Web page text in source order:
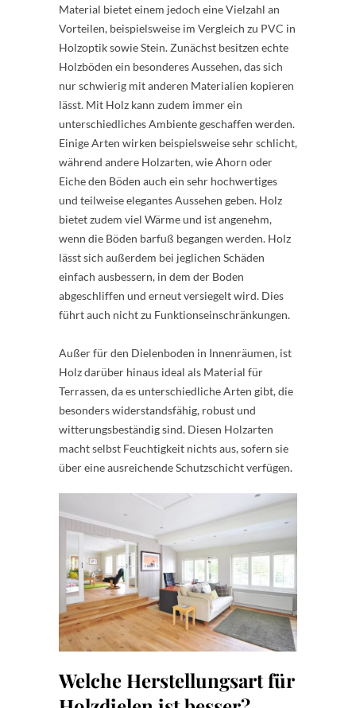
Material bietet einem jedoch eine Vielzahl an
Vorteilen, beispielsweise im Vergleich zu PVC in
Holzoptik sowie Stein. Zunächst besitzen echte
Holzböden ein besonderes Aussehen, das sich
nur schwierig mit anderen Materialien kopieren
lässt. Mit Holz kann zudem immer ein
unterschiedliches Ambiente geschaffen werden.
Einige Arten wirken beispielsweise sehr schlicht,
während andere Holzarten, wie Ahorn oder
Eiche den Böden auch ein sehr hochwertiges
und teilweise elegantes Aussehen geben. Holz
bietet zudem viel Wärme und ist angenehm,
wenn die Böden barfuß begangen werden. Holz
lässt sich außerdem bei jeglichen Schäden
einfach ausbessern, in dem der Boden
abgeschliffen und erneut versiegelt wird. Dies
führt auch nicht zu Funktionseinschränkungen.
Außer für den Dielenboden in Innenräumen, ist
Holz darüber hinaus ideal als Material für
Terrassen, da es unterschiedliche Arten gibt, die
besonders widerstandsfähig, robust und
witterungsbeständig sind. Diesen Holzarten
macht selbst Feuchtigkeit nichts aus, sofern sie
über eine ausreichende Schutzschicht verfügen.
Welche Herstellungsart für